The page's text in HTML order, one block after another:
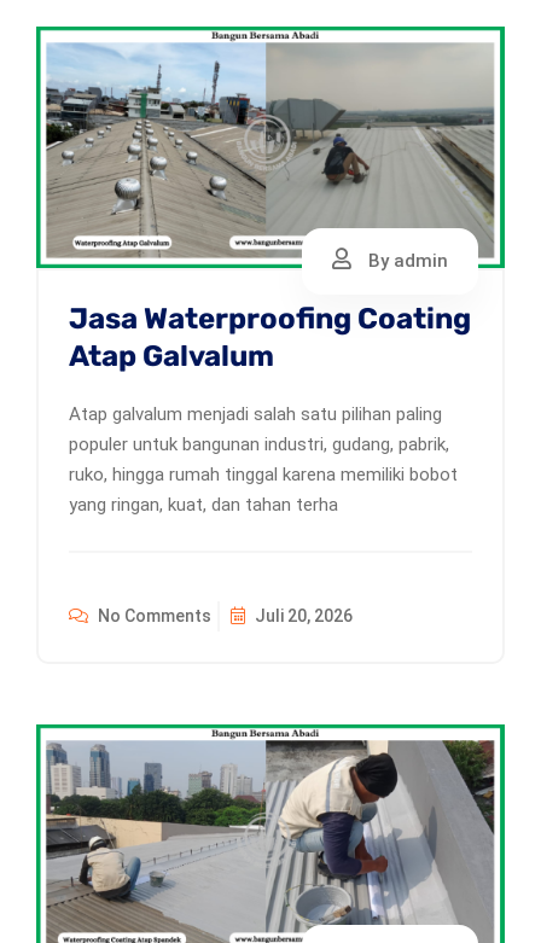
By admin
Jasa Waterproofing Coating
Atap Galvalum
Atap galvalum menjadi salah satu pilihan paling
populer untuk bangunan industri, gudang, pabrik,
ruko, hingga rumah tinggal karena memiliki bobot
yang ringan, kuat, dan tahan terha
No Comments Juli 20, 2026